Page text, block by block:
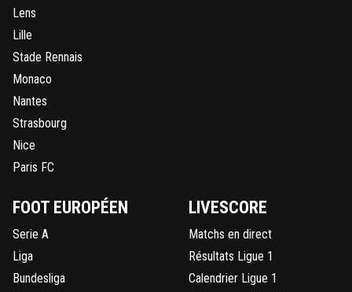
Lens
Lille
Stade Rennais
Monaco
Nantes
Strasbourg
Nice
Paris FC
FOOT EUROPÉEN
Serie A
Liga
Bundesliga
LIVESCORE
Matchs en direct
Résultats Ligue 1
Calendrier Ligue 1